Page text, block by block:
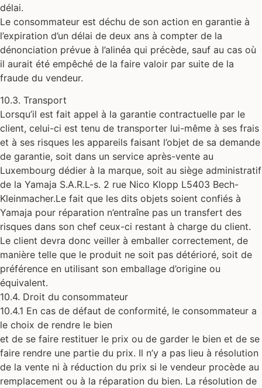
délai.
Le consommateur est déchu de son action en garantie à
l’expiration d’un délai de deux ans à compter de la
dénonciation prévue à l’alinéa qui précède, sauf au cas où
il aurait été empêché de la faire valoir par suite de la
fraude du vendeur.
10.3. Transport
Lorsqu’il est fait appel à la garantie contractuelle par le
client, celui-ci est tenu de transporter lui-même à ses frais
et à ses risques les appareils faisant l’objet de sa demande
de garantie, soit dans un service après-vente au
Luxembourg dédier à la marque, soit au siège administratif
de la Yamaja S.A.R.L-s. 2 rue Nico Klopp L5403 Bech-
Kleinmacher.Le fait que les dits objets soient confiés à
Yamaja pour réparation n’entraîne pas un transfert des
risques dans son chef ceux-ci restant à charge du client.
Le client devra donc veiller à emballer correctement, de
manière telle que le produit ne soit pas détérioré, soit de
préférence en utilisant son emballage d’origine ou
équivalent.
10.4. Droit du consommateur
10.4.1 En cas de défaut de conformité, le consommateur a
le choix de rendre le bien
et de se faire restituer le prix ou de garder le bien et de se
faire rendre une partie du prix. Il n’y a pas lieu à résolution
de la vente ni à réduction du prix si le vendeur procède au
remplacement ou à la réparation du bien. La résolution de